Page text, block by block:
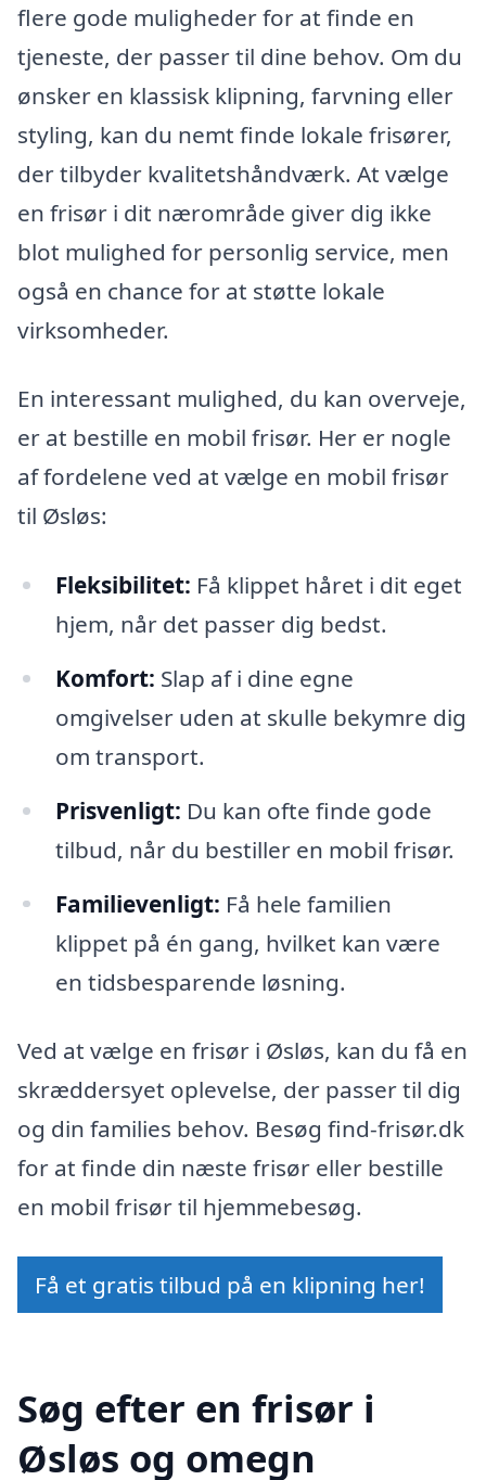
flere gode muligheder for at finde en
tjeneste, der passer til dine behov. Om du
ønsker en klassisk klipning, farvning eller
styling, kan du nemt finde lokale frisører,
der tilbyder kvalitetshåndværk. At vælge
en frisør i dit nærområde giver dig ikke
blot mulighed for personlig service, men
også en chance for at støtte lokale
virksomheder.
En interessant mulighed, du kan overveje,
er at bestille en mobil frisør. Her er nogle
af fordelene ved at vælge en mobil frisør
til Øsløs:
Fleksibilitet: Få klippet håret i dit eget
hjem, når det passer dig bedst.
Komfort: Slap af i dine egne
omgivelser uden at skulle bekymre dig
om transport.
Prisvenligt: Du kan ofte finde gode
tilbud, når du bestiller en mobil frisør.
Familievenligt: Få hele familien
klippet på én gang, hvilket kan være
en tidsbesparende løsning.
Ved at vælge en frisør i Øsløs, kan du få en
skræddersyet oplevelse, der passer til dig
og din families behov. Besøg find-frisør.dk
for at finde din næste frisør eller bestille
en mobil frisør til hjemmebesøg.
Få et gratis tilbud på en klipning her!
Søg efter en frisør i
Øsløs og omegn